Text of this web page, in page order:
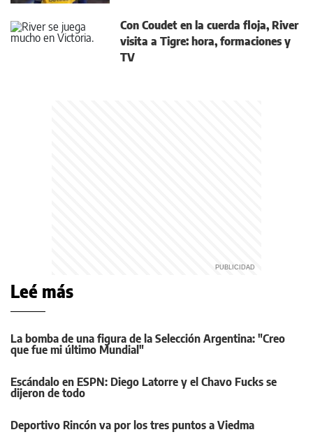
Con Coudet en la cuerda floja, River
visita a Tigre: hora, formaciones y
TV
Leé más
La bomba de una figura de la Selección Argentina: "Creo
que fue mi último Mundial"
Escándalo en ESPN: Diego Latorre y el Chavo Fucks se
dijeron de todo
Deportivo Rincón va por los tres puntos a Viedma